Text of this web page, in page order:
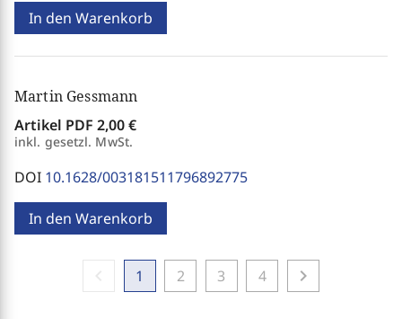
In den Warenkorb
Martin Gessmann
Artikel PDF 2,00 €
inkl. gesetzl. MwSt.
DOI 10.1628/003181511796892775
In den Warenkorb
1 2 3 4 chevron_right